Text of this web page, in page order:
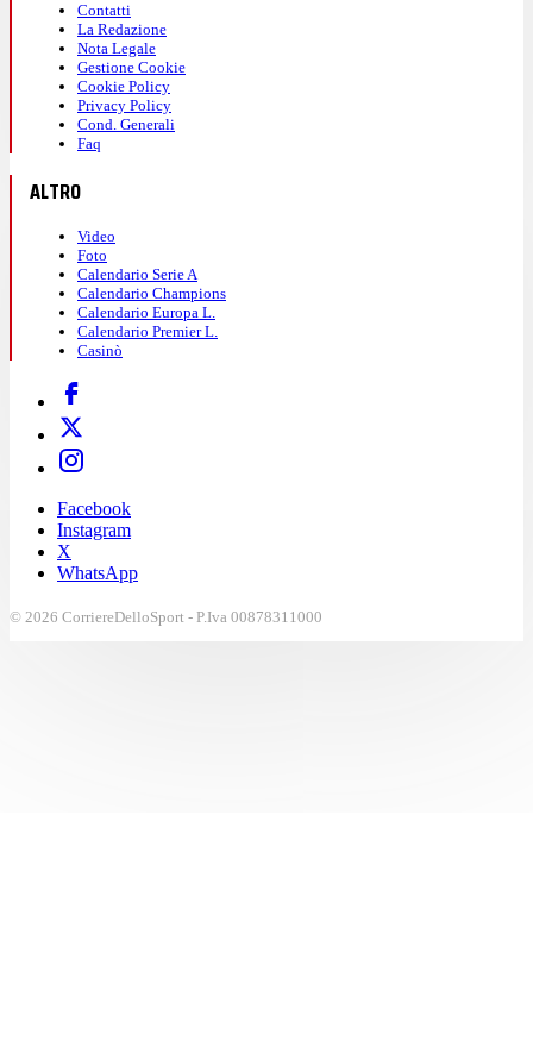
Contatti
La Redazione
Nota Legale
Gestione Cookie
Cookie Policy
Privacy Policy
Cond. Generali
Faq
ALTRO
Video
Foto
Calendario Serie A
Calendario Champions
Calendario Europa L.
Calendario Premier L.
Casinò
Facebook
Instagram
X
WhatsApp
© 2026 CorriereDelloSport - P.Iva 00878311000